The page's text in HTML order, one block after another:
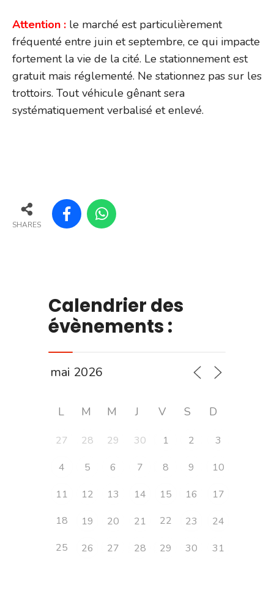
Attention : le marché est particulièrement
fréquenté entre juin et septembre, ce qui impacte
fortement la vie de la cité. Le stationnement est
gratuit mais réglementé. Ne stationnez pas sur les
trottoirs. Tout véhicule gênant sera
systématiquement verbalisé et enlevé.
SHARES
Calendrier des
évènements :
L M M J V S D
27 28 29 30 1 2
3
4
5 6 7 8 9
10
11
12 13 14 15 16
17
18
19 20 21 22 23
24
25
26 27 28 29 30 31